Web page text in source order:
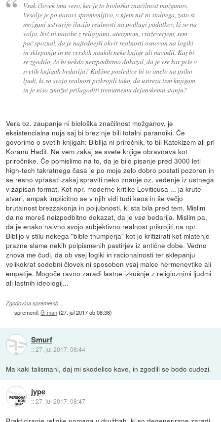
Vsak človek ima vero, ker je to biološka značilnost možganov.
Vesolje je po naravi spremenljivo, v njem nič ni stalnega, zato si
možgani ustvarijo iluzijo realnosti na podlagi podatkov, ki so na
voljo. Nič ni narobe z religijami, ateizmom, vraževerjem, sem
pač spoznal, da je najtrdnejši okvir realnosti osnovan na logiki
in sklepanju in ne verskih naukih neke knjige ali navodil. Kaj bi
se zgodilo, če bi nekdo neizpodbitno dokazal, da je vse kar piše v
svetih knjigah bedarija? Kakšne posledice bi to imelo na psiho
ljudi, ki so svojo realnost prikrojili tako, da ustreza tem knjigam
in je niso zmožni prilagoditi trenutnemu dejanskemu stanju?
Vera oz. zaupanje ni biološka značilnost možganov, je
eksistencialna nuja saj bi brez nje bili totalni paranoiki. Če
govorimo o svetih knjigah: Biblija ni priročnik, to bil Katekizem ali pri
Koranu Hadit. Ne vem zakaj se svete knjige obravnava kot
priročnike. Če pomislimo na to, da je bilo pisanje pred 3000 leti
high-tech takratnega časa je po moje zelo dobro postati pozoren in
se resno vprašati zakaj spraviti neko znanje oz. vedenje iz ustnega
v zapisan format. Kot npr. moderne kritike Leviticusa ... ja krute
stvari, ampak implicitno se v njih vidi tudi kaos in še večjo
brutalnost brezzakonja in poljubnosti, ki sta bila pred tem. Mislim
da ne moreš neizpodbitno dokazat, da je vse bedarija. Mislim pa,
da je enako naivno svojo subjektivno realnost prikrojiti na npr.
Biblijo v stilu nekega "bible thumperja" kot jo kritizirati kot mlatenje
prazne slame nekih polpismenih pastirjev iz antične dobe. Vedno
znova me čudi, da ob vsej logiki in racionalnosti ter sklepanju
velikokrat sodobni človek ni sposoben vsaj malce hermenevtike ali
empatije. Mogoče ravno zaradi lastne izkušnje z religioznimi ljudmi
ali lastnih ideologij...
Zgodovina sprememb…
spremenil:G-man(27. jul 2017 ob 08:38)
Smurf
::27. jul 2017, 08:44
Ma kaki talismani, daj mi skodelico kave, in zgodili se bodo cudezi.
jype
::27. jul 2017, 08:47